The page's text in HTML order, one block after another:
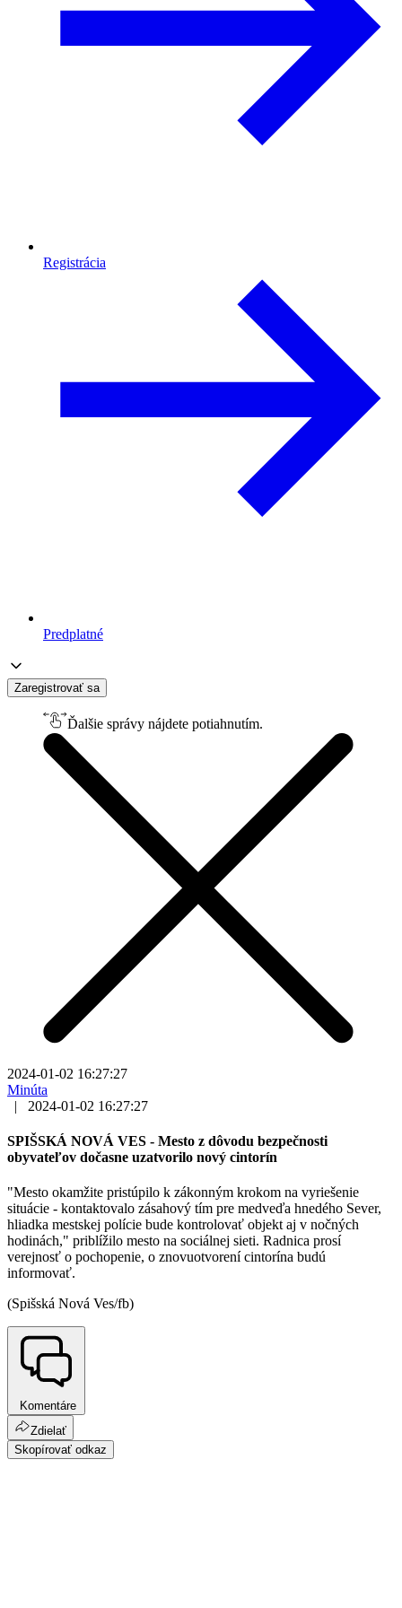
Registrácia
Predplatné
Zaregistrovať sa
Ďalšie správy nájdete potiahnutím.
2024-01-02 16:27:27
Minúta
|
2024-01-02 16:27:27
SPIŠSKÁ NOVÁ VES - Mesto z dôvodu bezpečnosti
obyvateľov dočasne uzatvorilo nový cintorín
"Mesto okamžite pristúpilo k zákonným krokom na vyriešenie
situácie - kontaktovalo zásahový tím pre medveďa hnedého Sever,
hliadka mestskej polície bude kontrolovať objekt aj v nočných
hodinách," priblížilo mesto na sociálnej sieti. Radnica prosí
verejnosť o pochopenie, o znovuotvorení cintorína budú
informovať.
(Spišská Nová Ves/fb)
Komentáre
Zdielať
Skopírovať odkaz